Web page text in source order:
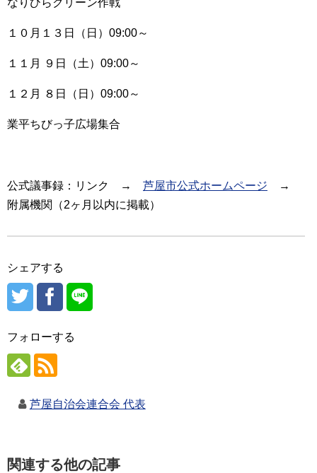
なりひらクリーン作戦
１０月１３日（日）09:00～
１１月 ９日（土）09:00～
１２月 ８日（日）09:00～
業平ちびっ子広場集合
公式議事録：リンク → 芦屋市公式ホームページ →
附属機関（2ヶ月以内に掲載）
シェアする
フォローする
芦屋自治会連合会 代表
関連する他の記事